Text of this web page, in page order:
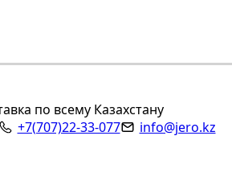
по всему Казахстану
+7(707)22-33-077 info@jero.kz